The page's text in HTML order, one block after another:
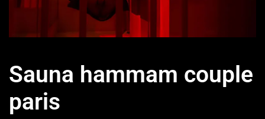
Sauna hammam couple
paris